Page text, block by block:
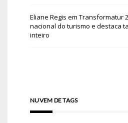
Eliane Regis em Transformatur
nacional do turismo e destaca
inteiro
NUVEM DE TAGS